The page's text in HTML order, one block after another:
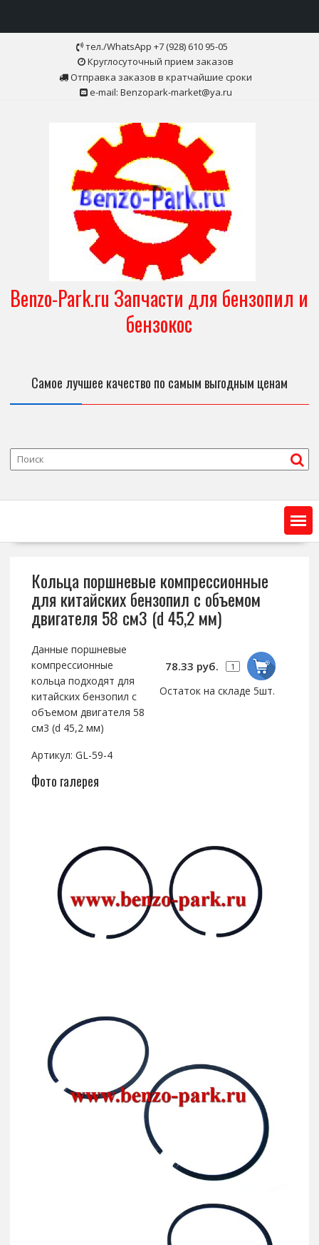
тел./WhatsApp +7 (928) 610 95-05
Круглосуточный прием заказов
Отправка заказов в кратчайшие сроки
e-mail: Benzopark-market@ya.ru
Benzo-Park.ru Запчасти для бензопил и
бензокос
Самое лучшее качество по самым выгодным ценам
Кольца поршневые компрессионные
для китайских бензопил с объемом
двигателя 58 см3 (d 45,2 мм)
78.33 руб.
Остаток на складе 5шт.
Данные поршневые
компрессионные
кольца подходят для
китайских бензопил с
объемом двигателя 58
см3 (d 45,2 мм)
Артикул: GL-59-4
Фото галерея